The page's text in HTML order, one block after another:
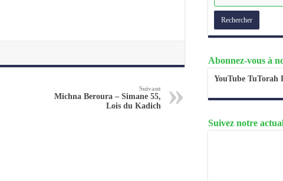
Suivant
Michna Beroura – Simane 55,
Lois du Kadich
Abonnez-vous à
YouTube TuTorah
Suivez notre